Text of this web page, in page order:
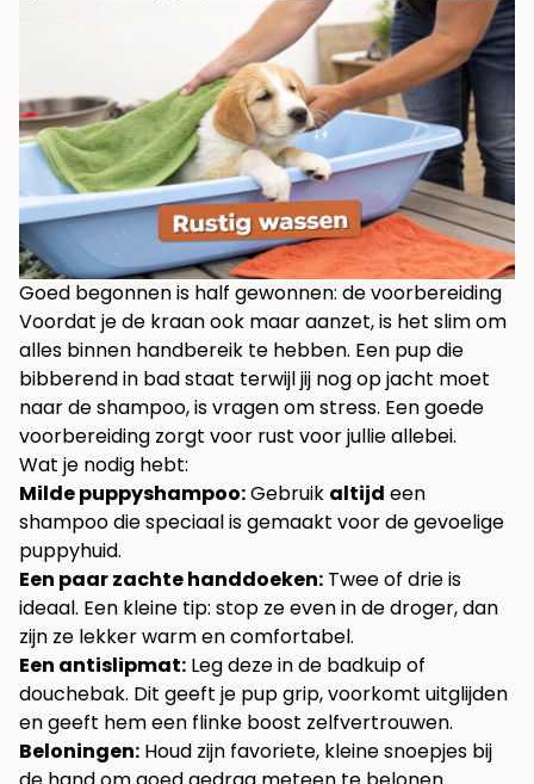
Goed begonnen is half gewonnen: de voorbereiding
Voordat je de kraan ook maar aanzet, is het slim om
alles binnen handbereik te hebben. Een pup die
bibberend in bad staat terwijl jij nog op jacht moet
naar de shampoo, is vragen om stress. Een goede
voorbereiding zorgt voor rust voor jullie allebei.
Wat je nodig hebt:
Milde puppyshampoo:Gebruik altijd een
shampoo die speciaal is gemaakt voor de gevoelige
puppyhuid.
Een paar zachte handdoeken: Twee of drie is
ideaal. Een kleine tip: stop ze even in de droger, dan
zijn ze lekker warm en comfortabel.
Een antislipmat: Leg deze in de badkuip of
douchebak. Dit geeft je pup grip, voorkomt uitglijden
en geeft hem een flinke boost zelfvertrouwen.
Beloningen: Houd zijn favoriete, kleine snoepjes bij